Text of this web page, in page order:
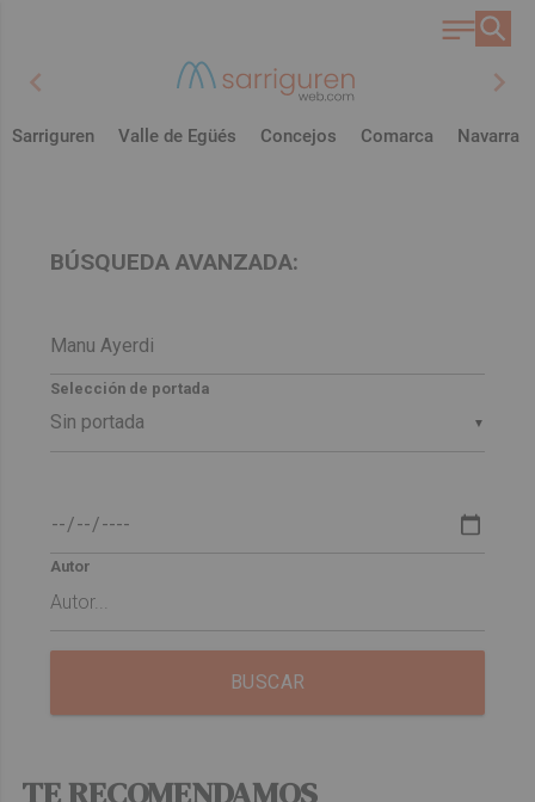
chevron_left chevron_right
Sarriguren Valle de Egüés Concejos Comarca Navarra
BÚSQUEDA AVANZADA:
▼
Selección de portada
Autor
BUSCAR